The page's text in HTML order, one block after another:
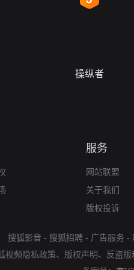
操纵者
服务
网站联盟
关于我们
版权投诉
搜狐影音 - 搜狐招聘 - 广告服务 -
视频隐私政策、 版权声明 、 反盗版